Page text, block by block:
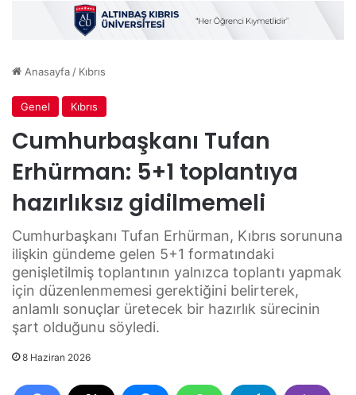
Anasayfa/ Kıbrıs
Genel Kıbrıs
Cumhurbaşkanı Tufan
Erhürman: 5+1 toplantıya
hazırlıksız gidilmemeli
Cumhurbaşkanı Tufan Erhürman, Kıbrıs sorununa
ilişkin gündeme gelen 5+1 formatındaki
genişletilmiş toplantının yalnızca toplantı yapmak
için düzenlenmemesi gerektiğini belirterek,
anlamlı sonuçlar üretecek bir hazırlık sürecinin
şart olduğunu söyledi.
8 Haziran 2026